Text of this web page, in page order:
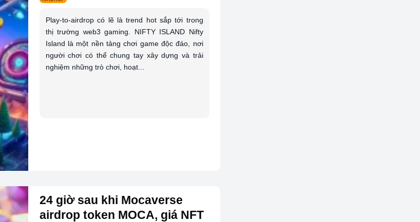
Play-to-airdrop có lẽ là trend hot sắp tới trong
thị trường web3 gaming. NIFTY ISLAND Nifty
Island là một nền tảng chơi game độc đáo, nơi
người chơi có thể chung tay xây dựng và trải
nghiệm những trò chơi, hoạt...
24 giờ sau khi Mocaverse
airdrop token MOCA, giá NFT